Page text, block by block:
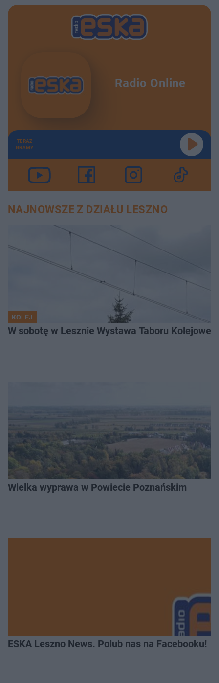
Radio Online
TERAZ
GRAMY
NAJNOWSZE Z DZIAŁU LESZNO
KOLEJ
W sobotę w Lesznie Wystawa Taboru
Wielka wyprawa w Powiecie Poznańskim
ESKA Leszno News. Polub nas na Facebooku!